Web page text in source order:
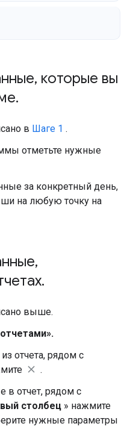
, которые вы
.
в Шаге 1 .
отметьте нужные
за конкретный день,
на любую точку на
,
.
выше.
отчета, рядом с
.
в отчет, рядом с
столбец » нажмите
нужные параметры